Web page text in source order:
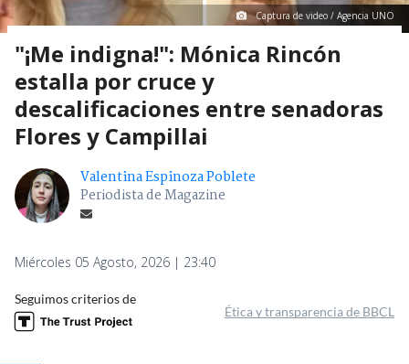
Captura de video / Agencia UNO
"¡Me indigna!": Mónica Rincón
estalla por cruce y
descalificaciones entre senadoras
Flores y Campillai
Valentina Espinoza Poblete
Periodista de Magazine
Miércoles 05 Agosto, 2026 | 23:40
Seguimos criterios de
Ética y transparencia de BBCL